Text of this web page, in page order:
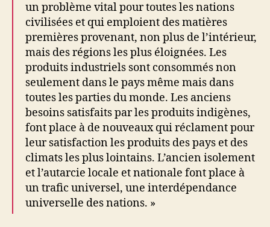
un problème vital pour toutes les nations
civilisées et qui emploient des matières
premières provenant, non plus de l’intérieur,
mais des régions les plus éloignées. Les
produits industriels sont consommés non
seulement dans le pays même mais dans
toutes les parties du monde. Les anciens
besoins satisfaits par les produits indigènes,
font place à de nouveaux qui réclament pour
leur satisfaction les produits des pays et des
climats les plus lointains. L’ancien isolement
et l’autarcie locale et nationale font place à
un trafic universel, une interdépendance
universelle des nations. »